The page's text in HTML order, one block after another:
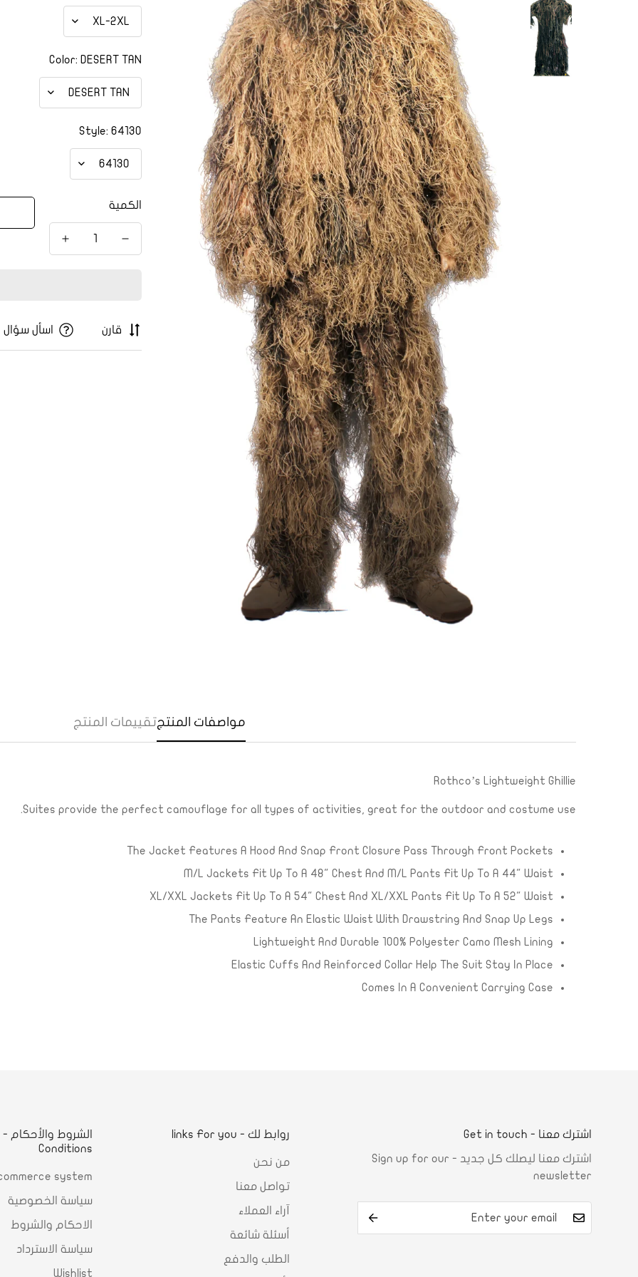
Color: DESERT TAN
Style: 64130
الكمية
قارن اسأل سؤال
مواصفات المنتجتقييمات المنتج
Rothco’s Lightweight Ghillie
Suites provide the perfect camouflage for all types of activities, great for the outdoor and costume use.
The Jacket Features A Hood And Snap Front Closure Pass Through Front Pockets
M/L Jackets Fit Up To A 48" Chest And M/L Pants Fit Up To A 44" Waist
XL/XXL Jackets Fit Up To A 54" Chest And XL/XXL Pants Fit Up To A 52" Waist
The Pants Feature An Elastic Waist With Drawstring And Snap Up Legs
Lightweight And Durable 100% Polyester Camo Mesh Lining
Elastic Cuffs And Reinforced Collar Help The Suit Stay In Place
Comes In A Convenient Carrying Case
اشترك معنا - Get in touch
اشترك معنا ليصلك كل جديد - Sign up for our
newsletter
روابط لك - links For you
من نحن
تواصل معنا
آراء العملاء
أسئلة شائعة
الطلب والدفع
Conditions
system
سياسة الخصوصية
الاحكام والشروط
سياسة الاسترداد
Wishlist